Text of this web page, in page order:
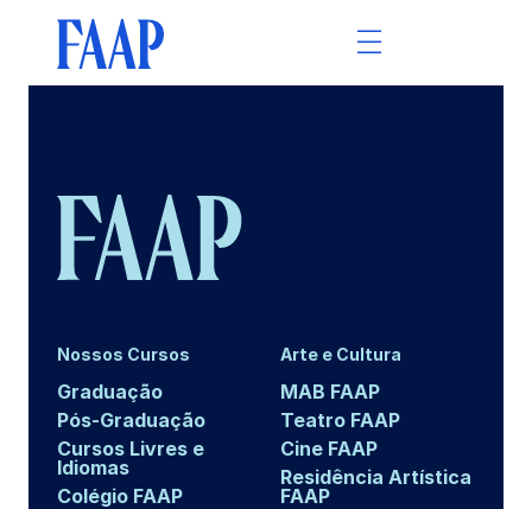
Nossos Cursos
Graduação
Pós-Graduação
Cursos Livres e
Idiomas
Colégio FAAP
Arte e Cultura
MAB FAAP
Teatro FAAP
Cine FAAP
Residência Artística
FAAP